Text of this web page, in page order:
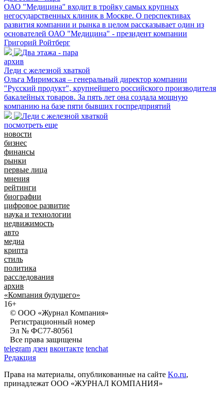
ОАО "Медицина" входит в тройку самых крупных
негосударственных клиник в Москве. О перспективах
развития компании и рынка в целом рассказывает один из
основателей ОАО "Медицина" - президент компании
Григорий Ройтберг
архив
Леди с железной хваткой
Ольга Миримская – генеральный директор компании
"Русский продукт", крупнейшего российского производителя
бакалейных товаров. За пять лет она создала мощную
компанию на базе пяти бывших госпредприятий
посмотреть еще
новости
бизнес
финансы
рынки
первые лица
мнения
рейтинги
биографии
цифровое развитие
наука и технологии
недвижимость
авто
медиа
крипта
стиль
политика
расследования
архив
«Компания будущего»
16+
© ООО «Журнал Компания»
Регистрационный номер
Эл № ФС77-80561
Все права защищены
telegram дзен вконтакте tenchat
Редакция
Права на материалы, опубликованные на сайте Ko.ru,
принадлежат ООО «ЖУРНАЛ КОМПАНИЯ»